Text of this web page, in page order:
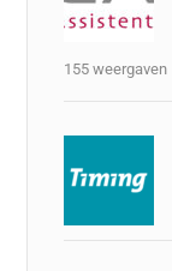
155 weergaven